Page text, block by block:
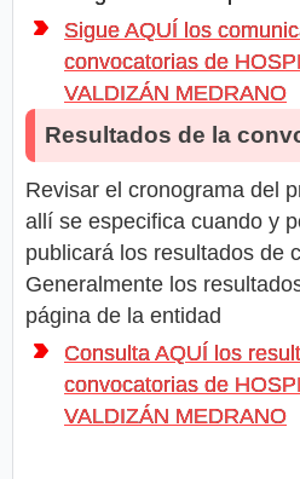
Sigue AQUÍ los
convocatorias de
VALDIZÁN MEDRANO
Resultados de la
Revisar el cronograma del
allí se especifica cuando y
publicará los resultados de
Generalmente los
página de la entidad
Consulta AQUÍ los
convocatorias de
VALDIZÁN MEDRANO